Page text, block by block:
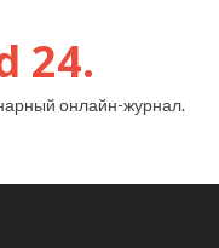
24.
онлайн-журнал.